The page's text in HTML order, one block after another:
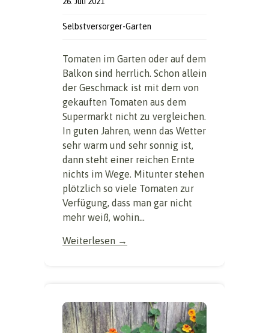
Selbstversorger-Garten
Tomaten im Garten oder auf dem
Balkon sind herrlich. Schon allein
der Geschmack ist mit dem von
gekauften Tomaten aus dem
Supermarkt nicht zu vergleichen.
In guten Jahren, wenn das Wetter
sehr warm und sehr sonnig ist,
dann steht einer reichen Ernte
nichts im Wege. Mitunter stehen
plötzlich so viele Tomaten zur
Verfügung, dass man gar nicht
mehr weiß, wohin...
Weiterlesen →